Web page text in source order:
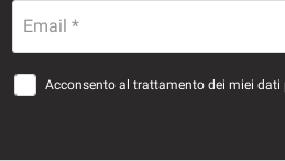
Email *
Acconsento al trattamento dei miei